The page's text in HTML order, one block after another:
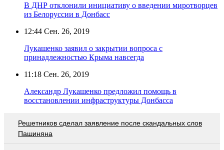
В ДНР отклонили инициативу о введении миротворцев
из Белоруссии в Донбасс
12:44 Сен. 26, 2019
Лукашенко заявил о закрытии вопроса с
принадлежностью Крыма навсегда
11:18 Сен. 26, 2019
Александр Лукашенко предложил помощь в
восстановлении инфраструктуры Донбасса
Решетников cделал заявление после скандальных слов
Пашиняна